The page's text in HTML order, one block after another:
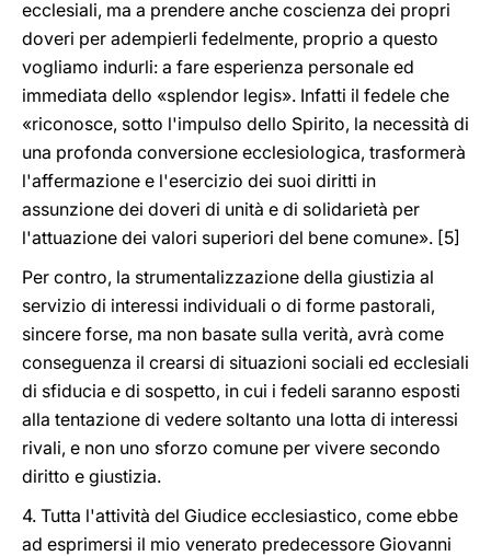
ecclesiali, ma a prendere anche coscienza dei propri
doveri per adempierli fedelmente, proprio a questo
vogliamo indurli: a fare esperienza personale ed
immediata dello «splendor legis». Infatti il fedele che
«riconosce, sotto l'impulso dello Spirito, la necessità di
una profonda conversione ecclesiologica, trasformerà
l'affermazione e l'esercizio dei suoi diritti in
assunzione dei doveri di unità e di solidarietà per
l'attuazione dei valori superiori del bene comune». [5]
Per contro, la strumentalizzazione della giustizia al
servizio di interessi individuali o di forme pastorali,
sincere forse, ma non basate sulla verità, avrà come
conseguenza il crearsi di situazioni sociali ed ecclesiali
di sfiducia e di sospetto, in cui i fedeli saranno esposti
alla tentazione di vedere soltanto una lotta di interessi
rivali, e non uno sforzo comune per vivere secondo
diritto e giustizia.
4. Tutta l'attività del Giudice ecclesiastico, come ebbe
ad esprimersi il mio venerato predecessore Giovanni